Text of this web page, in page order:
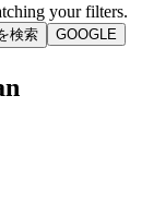
your filters.
検索 GOOGLE